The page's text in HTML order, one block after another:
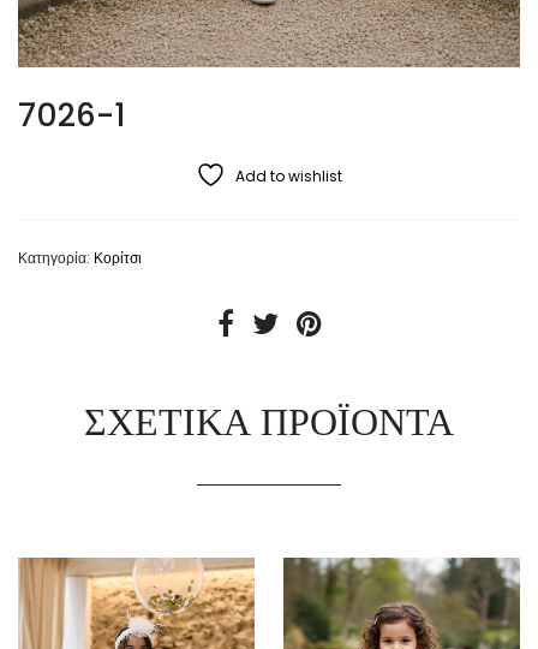
7026-1
Add to wishlist
Κατηγορία: Κορίτσι
ΣΧΕΤΙΚΆ ΠΡΟΪΌΝΤΑ